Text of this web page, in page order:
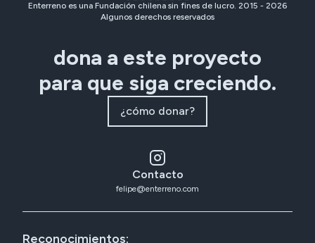
Enterreno es una Fundación chilena sin fines de lucro. 2015 - 2026
Algunos derechos reservados
dona a este proyecto
para que siga creciendo.
¿cómo donar?
Contacto
felipe@enterreno.com
Reconocimientos: